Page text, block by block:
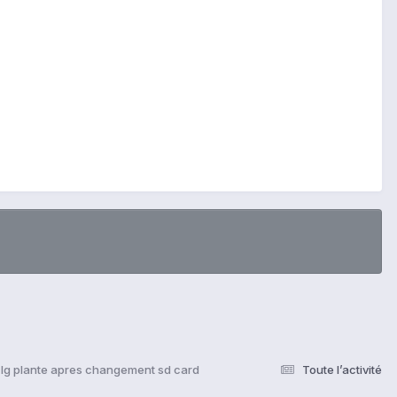
Toute l’activité
plante apres changement sd card